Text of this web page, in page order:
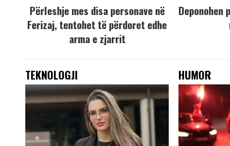
Përleshje mes disa personave në
Ferizaj, tentohet të përdoret edhe
arma e zjarrit
Deponohen
TEKNOLOGJI HUMOR